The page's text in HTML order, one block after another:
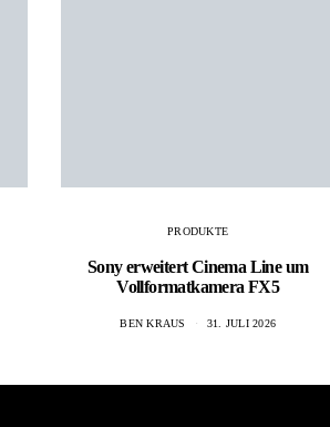
PRODUKTE
Sony erweitert Cinema Line um
Vollformatkamera FX5
BEN KRAUS 31. JULI 2026